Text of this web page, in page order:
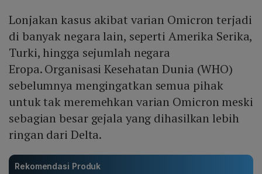
Lonjakan kasus akibat varian Omicron terjadi
di banyak negara lain, seperti Amerika Serika,
Turki, hingga sejumlah negara
Eropa. Organisasi Kesehatan Dunia (WHO)
sebelumnya mengingatkan semua pihak
untuk tak meremehkan varian Omicron meski
sebagian besar gejala yang dihasilkan lebih
ringan dari Delta.
Rekomendasi Produk